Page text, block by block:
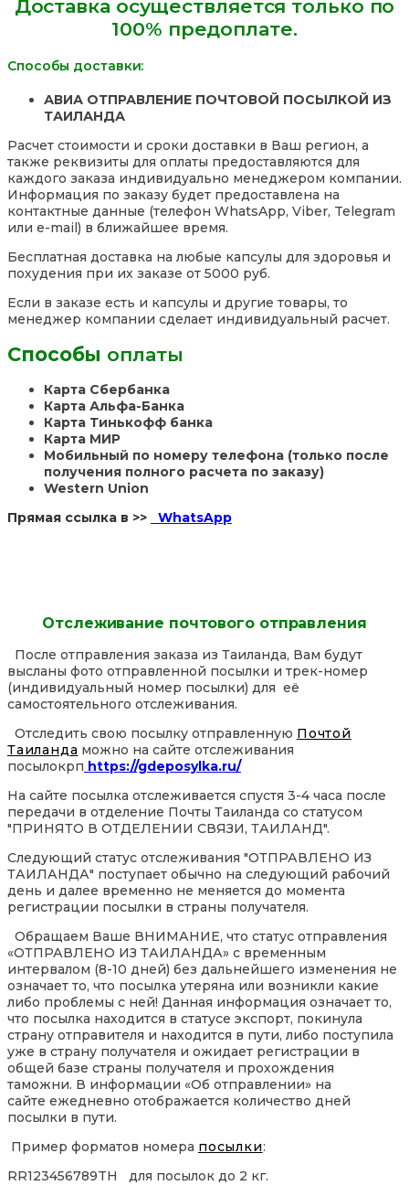
70
Доставка осуществляется только по
100% предоплате.
Способы доставки:
АВИА ОТПРАВЛЕНИЕ ПОЧТОВОЙ ПОСЫЛКОЙ ИЗ
ТАИЛАНДА
Расчет стоимости и сроки доставки в Ваш регион, а
также реквизиты для оплаты предоставляются для
каждого заказа индивидуально менеджером компании.
Информация по заказу будет предоставлена на
контактные данные (телефон WhatsApp, Viber, Telegram
или e-mail) в ближайшее время.
Бесплатная доставка на любые капсулы для здоровья и
похудения при их заказе от 5000 руб.
Если в заказе есть и капсулы и другие товары, то
менеджер компании сделает индивидуальный расчет.
Способы оплаты
Карта Сбербанка
Карта Альфа-Банка
Карта Тинькофф банка
Карта МИР
Мобильный по номеру телефона (только после
получения полного расчета по заказу)
Western Union
Прямая ссылка в >>
WhatsApp
Отслеживание почтового отправления
После отправления заказа из Таиланда, Вам будут
высланы фото отправленной посылки и трек-номер
(индивидуальный номер посылки) для её
самостоятельного отслеживания.
Отследить свою посылку отправленную Почтой
Таиланда можно на сайте отслеживания
посылокрп https://gdeposylka.ru/
На сайте посылка отслеживается спустя 3-4 часа после
передачи в отделение Почты Таиланда со статусом
"ПРИНЯТО В ОТДЕЛЕНИИ СВЯЗИ, ТАИЛАНД".
Следующий статус отслеживания "ОТПРАВЛЕНО ИЗ
ТАИЛАНДА" поступает обычно на следующий рабочий
день и далее временно не меняется до момента
регистрации посылки в страны получателя.
Обращаем Ваше ВНИМАНИЕ, что статус отправления
«ОТПРАВЛЕНО ИЗ ТАИЛАНДА» с временным
интервалом (8-10 дней) без дальнейшего изменения не
означает то, что посылка утеряна или возникли какие
либо проблемы с ней! Данная информация означает то,
что посылка находится в статусе экспорт, покинула
страну отправителя и находится в пути, либо поступила
уже в страну получателя и ожидает регистрации в
общей базе страны получателя и прохождения
таможни. В информации «Об отправлении» на
сайте ежедневно отображается количество дней
посылки в пути.
Пример форматов номера посылки:
RR123456789TH для посылок до 2 кг.